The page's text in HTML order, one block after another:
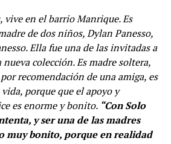
vive en el barrio Manrique. Es
de dos niños, Dylan Panesso,
Ella fue una de las invitadas a
colección. Es madre soltera,
recomendación de una amiga, es
porque que el apoyo y
es enorme y bonito. “Con Solo
y ser una de las madres
muy bonito, porque en realidad